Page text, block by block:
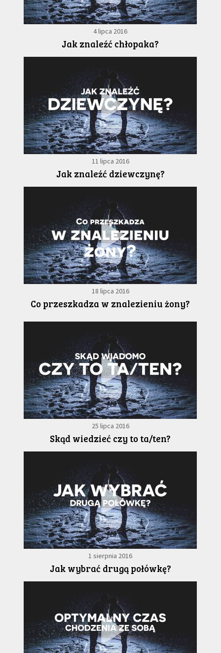
4 lipca 2016
Jak znaleźć chłopaka?
11 lipca 2016
Jak znaleźć dziewczynę?
18 lipca 2016
Co przeszkadza w znalezieniu żony?
25 lipca 2016
Skąd wiedzieć czy to ta/ten?
1 sierpnia 2016
Jak wybrać drugą połówkę?